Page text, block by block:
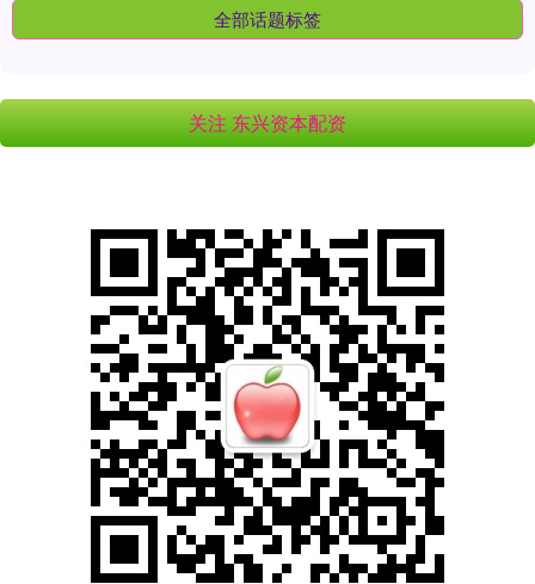
全部话题标签
关注 东兴资本配资